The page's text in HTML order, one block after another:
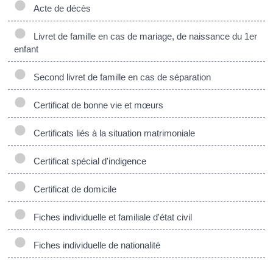
Acte de décès
Livret de famille en cas de mariage, de naissance du 1er
enfant
Second livret de famille en cas de séparation
Certificat de bonne vie et mœurs
Certificats liés à la situation matrimoniale
Certificat spécial d'indigence
Certificat de domicile
Fiches individuelle et familiale d'état civil
Fiches individuelle de nationalité